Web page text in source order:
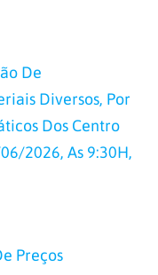
De
Diversos, Por
Dos Centro
2026, As 9:30H,
Preços